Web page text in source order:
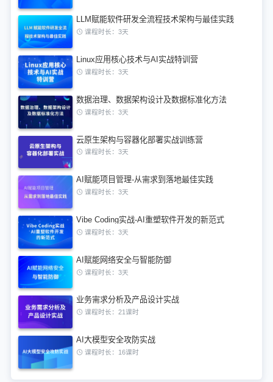
LLM赋能软件研发全流程技术架构与最佳实践
课程时长：3天
Linux应用核心技术与AI实战特训营
课程时长：3天
数据治理、数据架构设计及数据标准化方法
课程时长：3天
云原生架构与容器化部署实战训练营
课程时长：3天
AI赋能项目管理-从需求到落地最佳实践
课程时长：3天
Vibe Coding实战-AI重塑软件开发的新范式
课程时长：3天
AI赋能网络安全与智能防御
课程时长：3天
业务需求分析及产品设计实战
课程时长：21课时
AI大模型安全攻防实战
课程时长：16课时